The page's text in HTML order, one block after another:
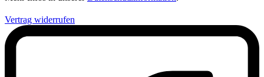
Vertrag widerrufen